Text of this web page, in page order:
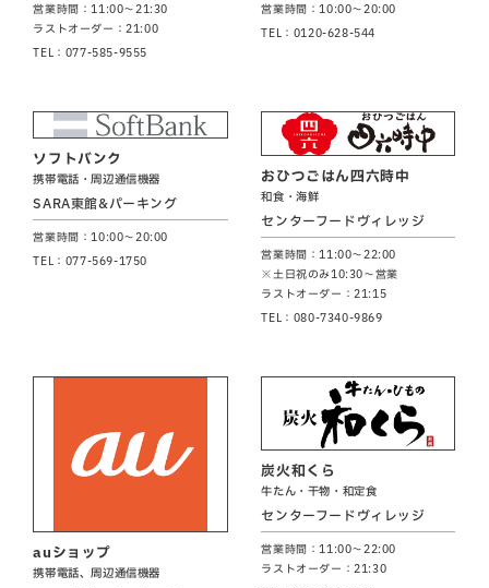
営業時間：11:00～21:30
ラストオーダー：21:00
TEL：077-585-9555
営業時間：10:00～20:00
TEL：0120-628-544
ソフトバンク
携帯電話・周辺通信機器
SARA東館&パーキング
営業時間：10:00～20:00
TEL：077-569-1750
おひつごはん四六時中
和食・海鮮
センターフードヴィレッジ
営業時間：11:00～22:00
※土日祝のみ10:30～営業
ラストオーダー：21:15
TEL：080-7340-9869
auショップ
携帯電話、周辺通信機器
炭火和くら
牛たん・干物・和定食
センターフードヴィレッジ
営業時間：11:00～22:00
ラストオーダー：21:30